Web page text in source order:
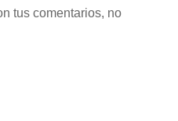
tus comentarios, no